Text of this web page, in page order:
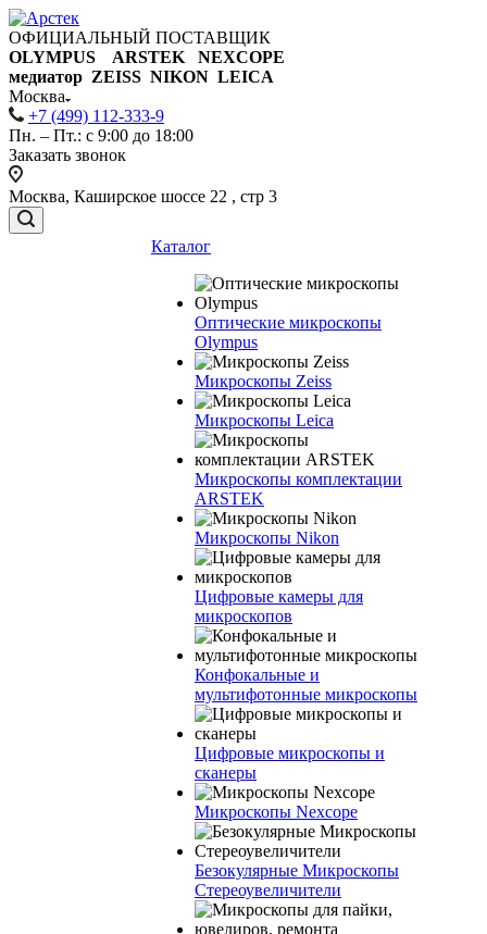
ОФИЦИАЛЬНЫЙ ПОСТАВЩИК
OLYMPUS ARSTEK NEXCOPE
медиатор ZEISS NIKON LEICA
Москва
+7 (499) 112-333-9
Пн. – Пт.: с 9:00 до 18:00
Заказать звонок
Москва, Каширское шоссе 22 , стр 3
Каталог
Оптические микроскопы
Olympus
Микроскопы Zeiss
Микроскопы Leica
Микроскопы комплектации
ARSTEK
Микроскопы Nikon
Цифровые камеры для
микроскопов
Конфокальные и
мультифотонные микроскопы
Цифровые микроскопы и
сканеры
Микроскопы Nexcope
Безокулярные Микроскопы
Стереоувеличители